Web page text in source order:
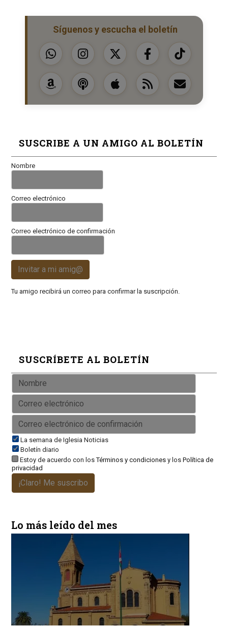
Síguenos y escucha el boletín
SUSCRIBE A UN AMIGO AL BOLETÍN
Nombre
Correo electrónico
Correo electrónico de confirmación
Invitar a mi amig@
Tu amigo recibirá un correo para confirmar la suscripción.
SUSCRÍBETE AL BOLETÍN
La semana de Iglesia Noticias
Boletín diario
Estoy de acuerdo con losTérminos y condicionesy los Política de
privacidad
¡Claro! Me suscribo
Lo más leído del mes